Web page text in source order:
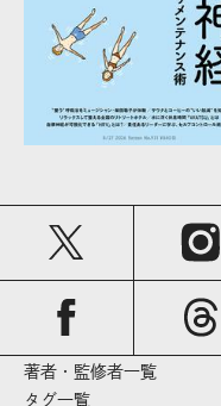
著者・監修者一覧
タグ一覧